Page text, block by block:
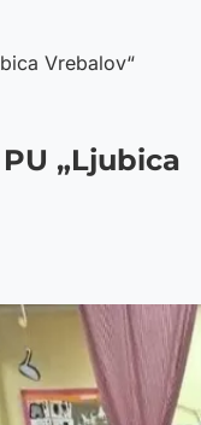
Vrebalov“
„Ljubica